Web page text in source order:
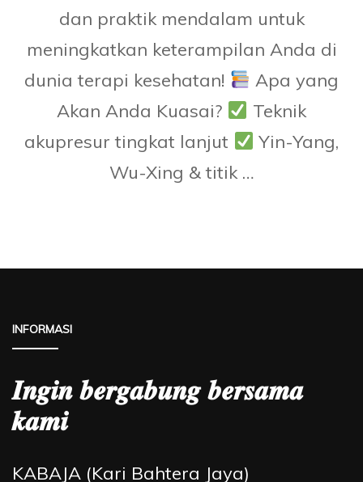
dan praktik mendalam untuk
meningkatkan keterampilan Anda di
dunia terapi kesehatan!
Apa yang
Akan Anda Kuasai?
Teknik
akupresur tingkat lanjut
Yin-Yang,
Wu-Xing & titik …
INFORMASI
𝑰𝒏𝒈𝒊𝒏 𝒃𝒆𝒓𝒈𝒂𝒃𝒖𝒏𝒈 𝒃𝒆𝒓𝒔𝒂𝒎𝒂
𝒌𝒂𝒎𝒊
KABAJA (Kari Bahtera Jaya)